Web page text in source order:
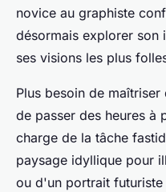
novice au graphiste
désormais explorer son
ses visions les plus
Plus besoin de
de passer des heures à
charge de la tâche
paysage idyllique pour
ou d'un portrait